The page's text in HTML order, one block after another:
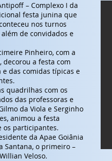
– Complexo I da
festa junina que
nos turnos
de convidados e
Pinheiro, com a
decorou a festa com
das comidas típicas e
quadrilhas com os
das professoras e
da Viola e Serginho
animou a festa
os participantes.
da Apae Goiânia
Santana, o primeiro –
Veloso.